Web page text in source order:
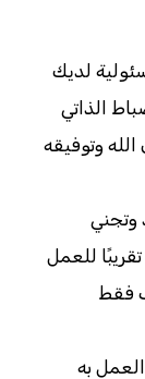
لديك
الذاتي
وتوفيقه
وتجني
للعمل
فقط
به